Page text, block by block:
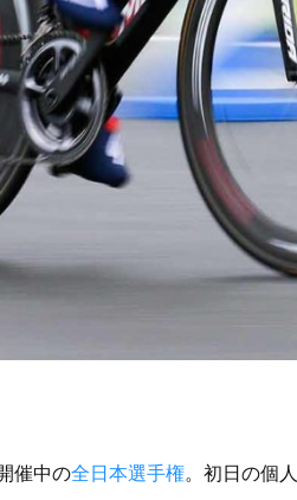
催中の全日本選手権。初日の個